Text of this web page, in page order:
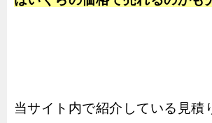
当サイト内で紹介している見積